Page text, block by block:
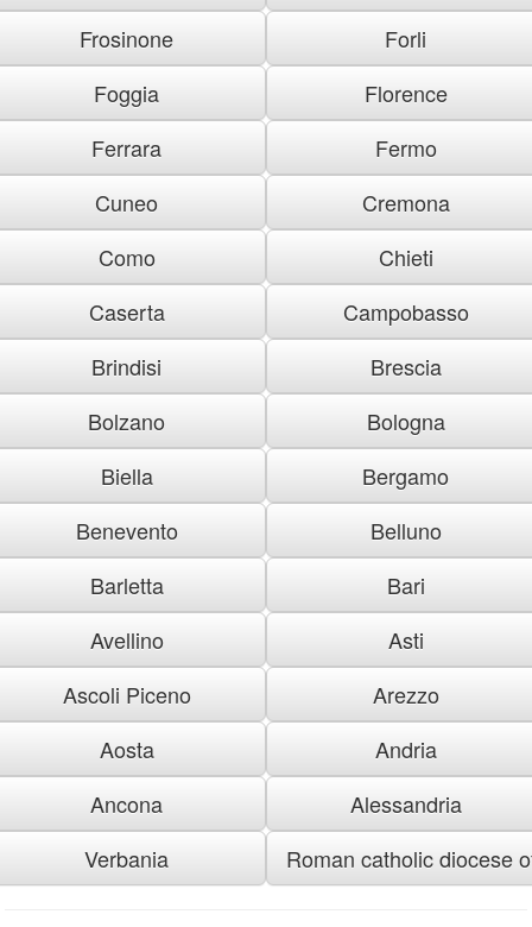
Frosinone
Forli
Foggia
Florence
Ferrara
Fermo
Cuneo
Cremona
Como
Chieti
Caserta
Campobasso
Brindisi
Brescia
Bolzano
Bologna
Biella
Bergamo
Benevento
Belluno
Barletta
Bari
Avellino
Asti
Ascoli Piceno
Arezzo
Aosta
Andria
Ancona
Alessandria
Verbania
Roman catholic diocese